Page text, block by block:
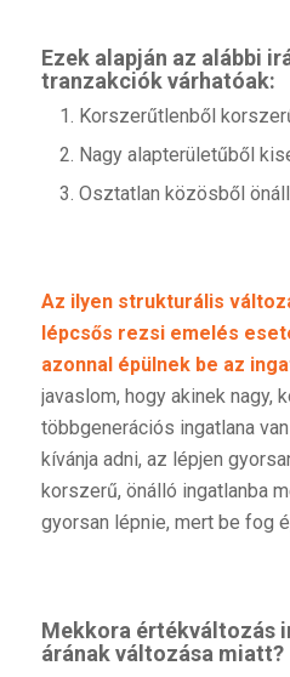
Ezek alapján az alábbi
tranzakciók várhatóak:
Korszerűtlenből
Nagy alapterületűből
Osztatlan közösből
Az ilyen strukturális
lépcsős rezsi emelés
azonnal épülnek be az
javaslom, hogy akinek nagy,
többgenerációs ingatlana
kívánja adni, az lépjen
korszerű, önálló ingatlanba
gyorsan lépnie, mert be fog
Mekkora értékváltozás
árának változása miatt?